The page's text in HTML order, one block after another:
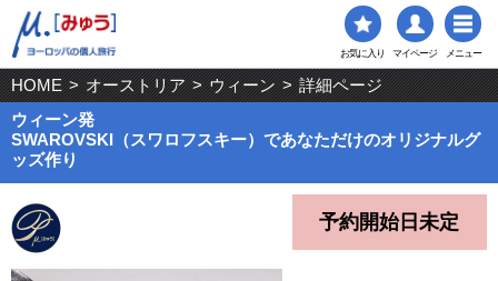
お気に入り マイページ メニュー
HOME > オーストリア > ウィーン > 詳細ページ
ウィーン発
SWAROVSKI（スワロフスキー）であなただけのオリジナルグ
ッズ作り
予約開始日未定